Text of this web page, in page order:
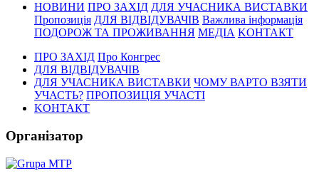
НОВИНИ ПРО ЗАХІД ДЛЯ УЧАСНИКА ВИСТАВКИ
Пропозиція ДЛЯ ВІДВІДУВАЧІВ Важлива інформація
ПОДОРОЖ ТА ПРОЖИВАННЯ МЕДІА KОНТАКТ
ПРО ЗАХІД Про Конгрес
ДЛЯ ВІДВІДУВАЧІВ
ДЛЯ УЧАСНИКА ВИСТАВКИ ЧОМУ ВАРТО ВЗЯТИ
УЧАСТЬ? ПРОПОЗИЦІЯ УЧАСТІ
KОНТАКТ
Організатор